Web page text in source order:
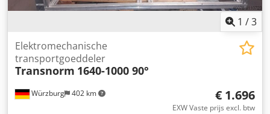
1 /3
Würzburg 402 km
Elektromechanische
transportgoeddeler
Transnorm 1640-1000 90°
€ 1.696
EXW Vaste prijs excl. btw